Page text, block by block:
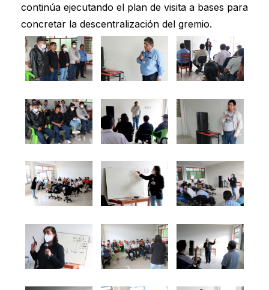
continúa ejecutando el plan de visita a bases para
concretar la descentralización del gremio.